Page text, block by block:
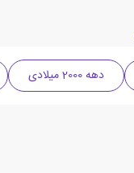
دهه 2000 میلادی